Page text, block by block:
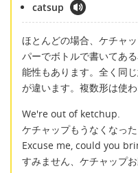
catsup
ほとんどの場合、ケチャ
パーでボトルで書いてあ
能性もあります。全く同
が違います。複数形は使
We're out of ketchup.
ケチャップもうなくなった
Excuse me, could you
すみません、ケチャップお